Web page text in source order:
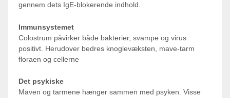
gennem dets IgE-blokerende indhold.
Immunsystemet
Colostrum påvirker både bakterier, svampe og virus
positivt. Herudover bedres knoglevæksten, mave-tarm
floraen og cellerne
Det psykiske
Maven og tarmene hænger sammen med psyken. Visse